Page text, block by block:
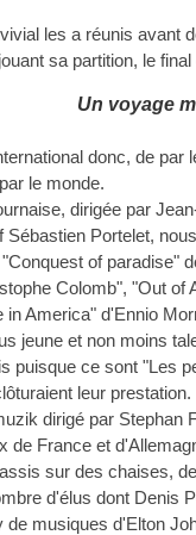
les a réunis avant
sa partition, le
Un voyage
donc, de par
le monde.
dirigée par
Sébastien Portelet,
of paradise"
Colomb", "Out of
in America" d'Ennio
jeune et non moins
puisque ce sont "Les
leur prestation.
dirigé par Stephan
de France et
sur des chaises,
d'élus dont Denis
de musiques d'Elton